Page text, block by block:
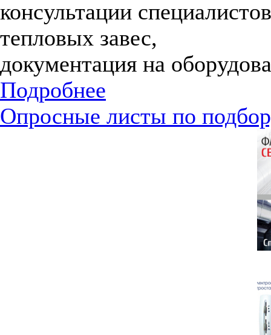
консультации
тепловых завес,
документация на
Подробнее
Опросные листы по